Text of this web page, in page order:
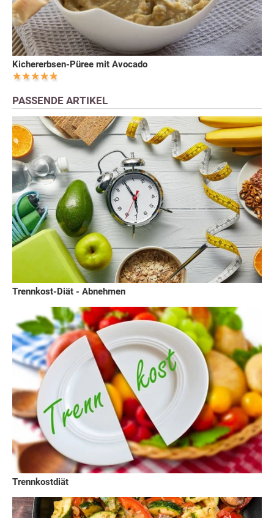
Kichererbsen-Püree mit Avocado
PASSENDE ARTIKEL
Trennkost-Diät - Abnehmen
Trennkostdiät